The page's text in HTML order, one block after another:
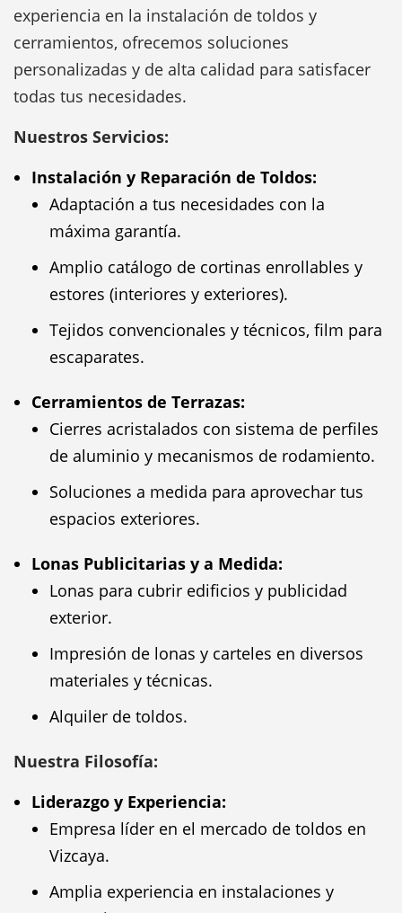
experiencia en la instalación de toldos y
cerramientos, ofrecemos soluciones
personalizadas y de alta calidad para satisfacer
todas tus necesidades.
Nuestros Servicios:
Instalación y Reparación de Toldos:
Adaptación a tus necesidades con la
máxima garantía.
Amplio catálogo de cortinas enrollables y
estores (interiores y exteriores).
Tejidos convencionales y técnicos, film para
escaparates.
Cerramientos de Terrazas:
Cierres acristalados con sistema de perfiles
de aluminio y mecanismos de rodamiento.
Soluciones a medida para aprovechar tus
espacios exteriores.
Lonas Publicitarias y a Medida:
Lonas para cubrir edificios y publicidad
exterior.
Impresión de lonas y carteles en diversos
materiales y técnicas.
Alquiler de toldos.
Nuestra Filosofía:
Liderazgo y Experiencia:
Empresa líder en el mercado de toldos en
Vizcaya.
Amplia experiencia en instalaciones y